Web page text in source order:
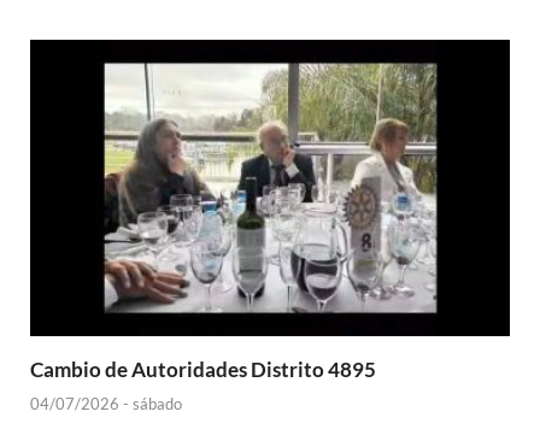
Cambio de Autoridades Distrito 4895
04/07/2026 - sábado